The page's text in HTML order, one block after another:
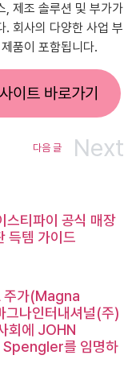
, 제조 솔루션 및 부가가
. 회사의 다양한 사업 부
품이 포함됩니다.
이트 바로가기
다음 글 Next
스티파이 공식 매장
득템 가이드
주가(Magna
나인터내셔널(주)
회에 JOHN
Spengler를 임명하